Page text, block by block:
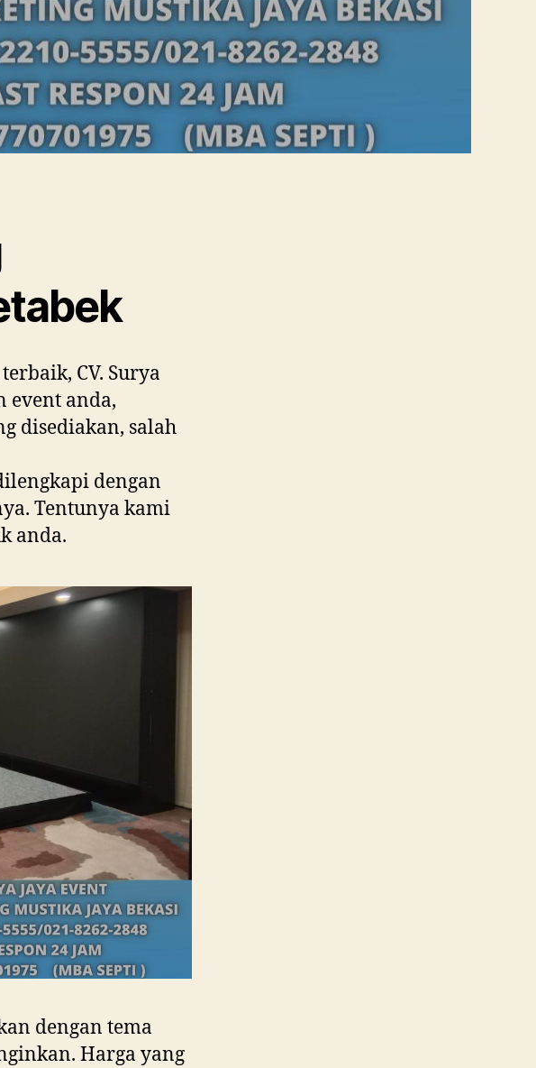
CV. Surya
event anda,
disediakan, salah
dengan
Tentunya kami
anda.
dengan tema
Harga yang